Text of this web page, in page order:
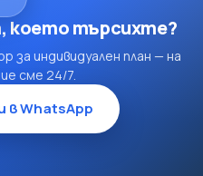
което търсихте?
за индивидуален план — на
сме 24/7.
WhatsApp